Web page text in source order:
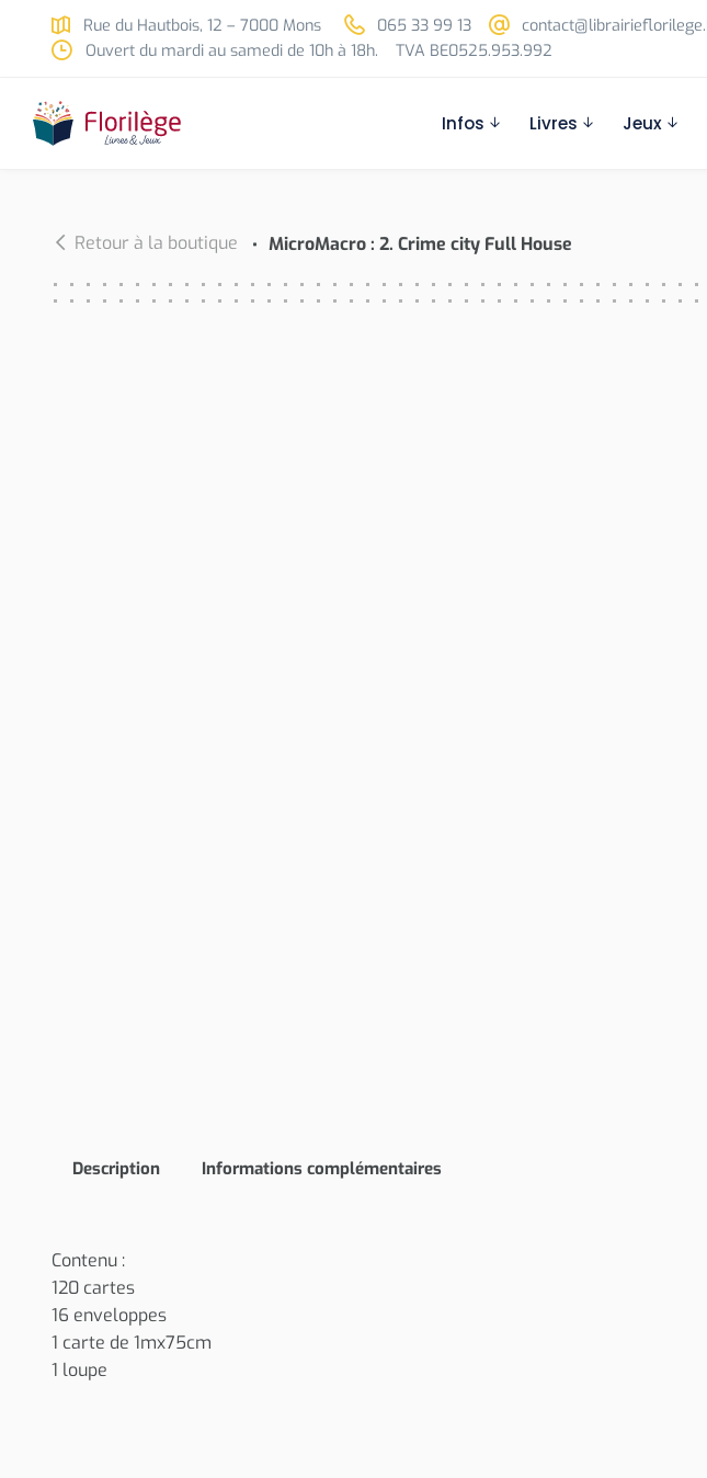
Skip to main content
Rue du Hautbois, 12 – 7000 Mons 065 33 99 13
Ouvert du mardi au samedi de 10h à 18h.
TVA BE0525.953.992
Infos Livres Jeux
Retour à la boutique MicroMacro : 2. Crime city Full House
Description Informations complémentaires
Contenu :
120 cartes
16 enveloppes
1 carte de 1mx75cm
1 loupe